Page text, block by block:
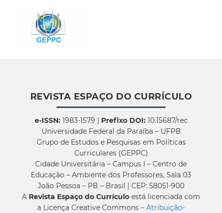
REVISTA ESPAÇO DO CURRÍCULO
e-ISSN:1983-1579 | Prefixo DOI:10.15687/rec
Universidade Federal da Paraíba – UFPB
Grupo de Estudos e Pesquisas em Políticas
Curriculares (GEPPC)
Cidade Universitária – Campus I – Centro de
Educação – Ambiente dos Professores, Sala 03
João Pessoa – PB – Brasil | CEP: 58051-900
A Revista Espaço do Currículo está licenciada com
a Licença Creative Commons – Atribuição-